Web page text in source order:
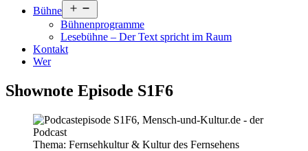
Bühne
öffnen
Bühnenprogramme
Lesebühne – Der Text spricht im Raum
Kontakt
Wer
Shownote Episode S1F6
Thema: Fernsehkultur & Kultur des Fernsehens